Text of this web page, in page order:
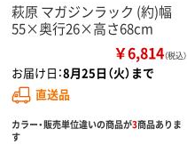
萩原 マガジンラック (約)幅
55×奥行26×高さ68cm
￥6,814（税込）
お届け日：8月25日（火）まで
直送品
カラー・販売単位違いの商品が3商品ありま
す